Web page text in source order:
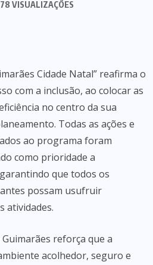
VISUALIZAÇÕES
Cidade Natal” reafirma o
com a inclusão, ao colocar as
no centro da sua
Todas as ações e
ao programa foram
como prioridade a
que todos os
possam usufruir
atividades.
reforça que a
acolhedor, seguro e